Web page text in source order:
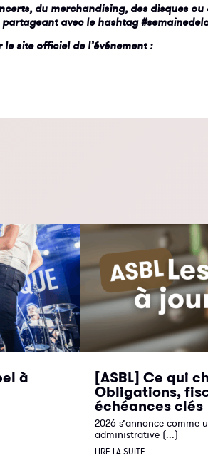
du merchandising, des disques
avec le hashtag
site officiel de l’événement :
à [ASBL] Ce qui
Obligations,
échéances clés
2026 s’annonce comme
administrative (...)
LIRE LA SUITE